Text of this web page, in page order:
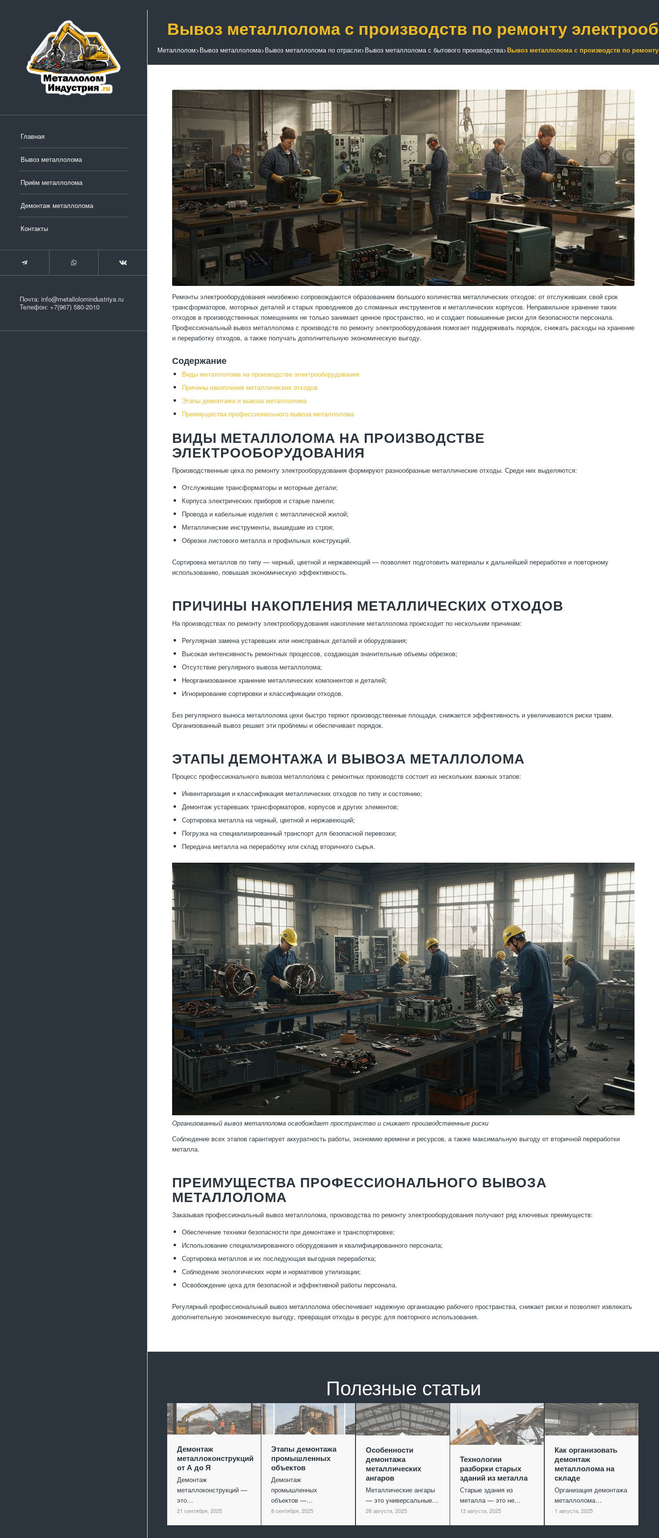
Главная
Вывоз металлолома
Приём металлолома
Демонтаж металлолома
Контакты
Почта: info@metallolomindustriya.ru
Телефон: +7(967) 580-2010
Вывоз металлолома с производств по ремонту
Металлолом>Вывоз металлолома>Вывоз металлолома по отрасли>Вывоз металлолома с бытового производства>Вывоз металлолома с производств по
Ремонты электрооборудования неизбежно сопровождаются образованием большого количества металлических отходов: от отслуживших свой срок
трансформаторов, моторных деталей и старых проводников до сломанных инструментов и металлических корпусов. Неправильное хранение таких
отходов в производственных помещениях не только занимает ценное пространство, но и создает повышенные риски для безопасности персонала.
Профессиональный вывоз металлолома с производств по ремонту электрооборудования помогает поддерживать порядок, снижать расходы на хранение
и переработку отходов, а также получать дополнительную экономическую выгоду.
Содержание
Виды металлолома на производстве электрооборудования
Причины накопления металлических отходов
Этапы демонтажа и вывоза металлолома
Преимущества профессионального вывоза металлолома
ВИДЫ МЕТАЛЛОЛОМА НА ПРОИЗВОДСТВЕ
ЭЛЕКТРООБОРУДОВАНИЯ
Производственные цеха по ремонту электрооборудования формируют разнообразные металлические отходы. Среди них выделяются:
Отслужившие трансформаторы и моторные детали;
Корпуса электрических приборов и старые панели;
Провода и кабельные изделия с металлической жилой;
Металлические инструменты, вышедшие из строя;
Обрезки листового металла и профильных конструкций.
Сортировка металлов по типу — черный, цветной и нержавеющий — позволяет подготовить материалы к дальнейшей переработке и повторному
использованию, повышая экономическую эффективность.
ПРИЧИНЫ НАКОПЛЕНИЯ МЕТАЛЛИЧЕСКИХ ОТХОДОВ
На производствах по ремонту электрооборудования накопление металлолома происходит по нескольким причинам:
Регулярная замена устаревших или неисправных деталей и оборудования;
Высокая интенсивность ремонтных процессов, создающая значительные объемы обрезков;
Отсутствие регулярного вывоза металлолома;
Неорганизованное хранение металлических компонентов и деталей;
Игнорирование сортировки и классификации отходов.
Без регулярного выноса металлолома цехи быстро теряют производственные площади, снижается эффективность и увеличиваются риски травм.
Организованный вывоз решает эти проблемы и обеспечивает порядок.
ЭТАПЫ ДЕМОНТАЖА И ВЫВОЗА МЕТАЛЛОЛОМА
Процесс профессионального вывоза металлолома с ремонтных производств состоит из нескольких важных этапов:
Инвентаризация и классификация металлических отходов по типу и состоянию;
Демонтаж устаревших трансформаторов, корпусов и других элементов;
Сортировка металла на черный, цветной и нержавеющий;
Погрузка на специализированный транспорт для безопасной перевозки;
Передача металла на переработку или склад вторичного сырья.
Организованный вывоз металлолома освобождает пространство и снижает производственные риски
Соблюдение всех этапов гарантирует аккуратность работы, экономию времени и ресурсов, а также максимальную выгоду от вторичной переработки
металла.
ПРЕИМУЩЕСТВА ПРОФЕССИОНАЛЬНОГО ВЫВОЗА
МЕТАЛЛОЛОМА
Заказывая профессиональный вывоз металлолома, производства по ремонту электрооборудования получают ряд ключевых преимуществ:
Обеспечение техники безопасности при демонтаже и транспортировке;
Использование специализированного оборудования и квалифицированного персонала;
Сортировка металлов и их последующая выгодная переработка;
Соблюдение экологических норм и нормативов утилизации;
Освобождение цеха для безопасной и эффективной работы персонала.
Регулярный профессиональный вывоз металлолома обеспечивает надежную организацию рабочего пространства, снижает риски и позволяет извлекать
дополнительную экономическую выгоду, превращая отходы в ресурс для повторного использования.
Полезные статьи
Демонтаж
металлоконструкций
от А до Я
Демонтаж
металлоконструкций —
это…
21 сентября, 2025
Этапы демонтажа
промышленных
объектов
Демонтаж
промышленных
объектов —…
8 сентября, 2025
Особенности
демонтажа
металлических
ангаров
Металлические ангары
— это универсальные…
26 августа, 2025
Технологии
разборки старых
зданий из металла
Старые здания из
металла — это не…
13 августа, 2025
Как организовать
демонтаж
металлолома на
складе
Организация демонтажа
металлолома…
1 августа, 2025